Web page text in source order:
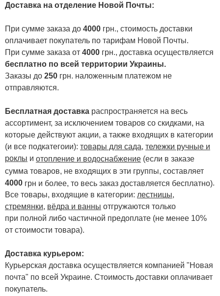
Доставка на отделение Новой Почты:
При сумме заказа до 4000 грн., стоимость доставки
оплачивает покупатель по тарифам Новой Почты.
При сумме заказа от 4000 грн., доставка осуществляется
бесплатно по всей территории Украины.
Заказы до 250 грн. наложенным платежом не
отправляются.
Бесплатная доставка распространяется на весь
ассортимент, за исключением товаров со скидками, на
которые действуют акции, а также входящих в категории
(и все подкатегоии): товары для сада, тележки ручные и
роклы и отопление и водоснабжение (если в заказе
сумма товаров, не входящих в эти группы, составляет
4000 грн и более, то весь заказ доставляется бесплатно).
Все товары, входящие в категории: лестницы,
стремянки, вёдра и ванны отгружаются только
при полной либо частичной предоплате (не менее 10%
от стоимости товара).
Доставка курьером:
Курьерская доставка осуществляется компанией "Новая
почта" по всей Украине. Стоимость доставки оплачивает
покупатель.